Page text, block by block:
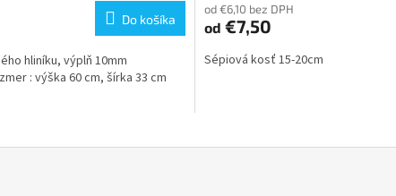
Do košíka
hliníku, výplň 10mm
: výška 60 cm, šírka 33 cm
od €6,10 bez DPH
od €7,50
Sépiová kosť 15-20cm